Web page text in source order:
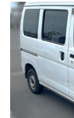
お問い合わせ